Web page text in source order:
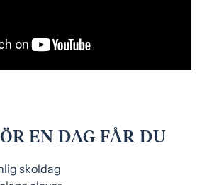
EN DAG FÅR DU
skoldag